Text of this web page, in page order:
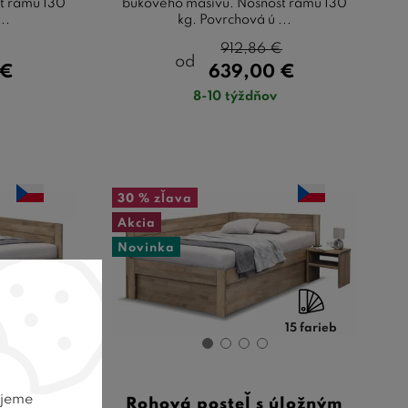
rámu 130
€
bukového masívu. Nosnosť rámu 130
kg. Povrchová ú ...
od
639,00 €
912,86€
8-10 týždňov
30 % zľava
Akcia
Novinka
15 farieb